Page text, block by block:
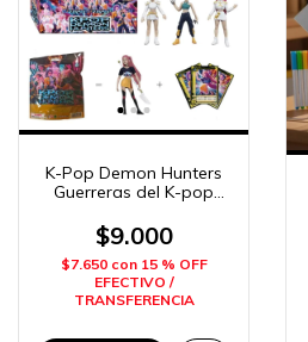
K-Pop Demon Hunters
Guerreras del K-pop
Imposol
$9.000
$7.650 con 15 % OFF
EFECTIVO /
TRANSFERENCIA